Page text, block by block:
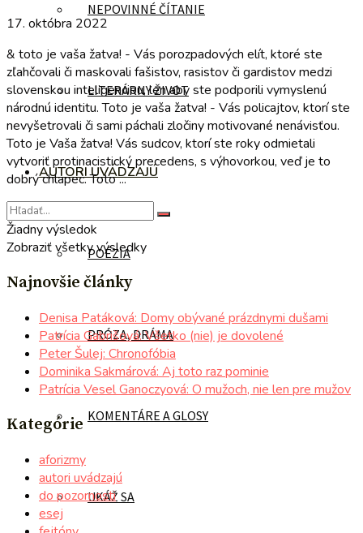
NEPOVINNÉ ČÍTANIE
LITERÁRNY ŽIVOT
AUTORI UVÁDZAJÚ
POÉZIA
PRÓZA, DRÁMA
KOMENTÁRE A GLOSY
UKÁŽ SA
17. októbra 2022
& toto je vaša žatva! - Vás porozpadových elít, ktoré ste
zľahčovali či maskovali fašistov, rasistov či gardistov medzi
slovenskou inteligenciou, len aby ste podporili vymyslenú
národnú identitu. Toto je vaša žatva! - Vás policajtov, ktorí ste
nevyšetrovali či sami páchali zločiny motivované nenávisťou.
Toto je Vaša žatva! Vás sudcov, ktorí ste roky odmietali
vytvoriť protinacistický precedens, s výhovorkou, veď je to
dobrý chlapec. Toto ...
Žiadny výsledok
Zobraziť všetky výsledky
Najnovšie články
Denisa Patáková: Domy obývané prázdnymi dušami
Patrícia Gabrišová: Všetko (nie) je dovolené
Peter Šulej: Chronofóbia
Dominika Sakmárová: Aj toto raz pominie
Patrícia Vesel Ganoczyová: O mužoch, nie len pre mužov
Kategórie
aforizmy
autori uvádzajú
do pozornosti
esej